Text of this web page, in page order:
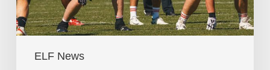
ELF News